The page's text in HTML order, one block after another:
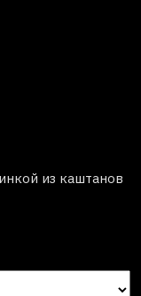
из каштанов